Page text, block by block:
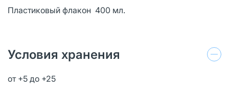
Пластиковый флакон 400 мл.
Условия хранения
от +5 до +25